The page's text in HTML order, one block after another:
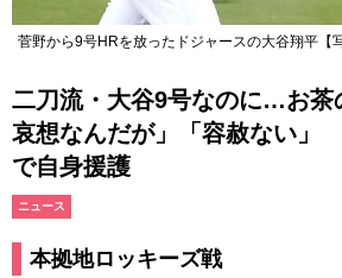
菅野から9号HRを放ったドジャースの大谷翔平【
二刀流・大谷9号なのに…お茶
哀想なんだが」「容赦ない」
で自身援護
ニュース
本拠地ロッキーズ戦